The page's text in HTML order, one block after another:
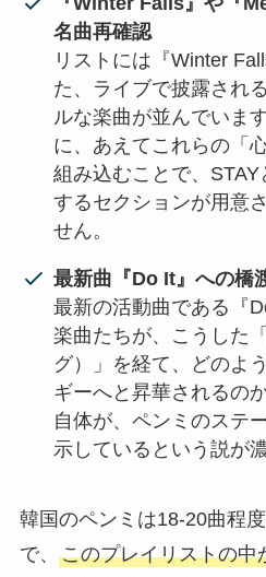
名曲再確認
リストには『Winter
た、ライブで披露され
ルな楽曲が並んでいま
に、あえてこれらの「
組み込むことで、
するセクションが用意
せん。
最新曲『Do It』への橋
最新の活動曲である『
楽曲たちが、こうした
グ）」を経て、どのよ
ギーへと昇華されるの
自体が、ペンミのステ
示しているという説が
韓国のペンミは18-20曲程
で、 このプレイリストの中